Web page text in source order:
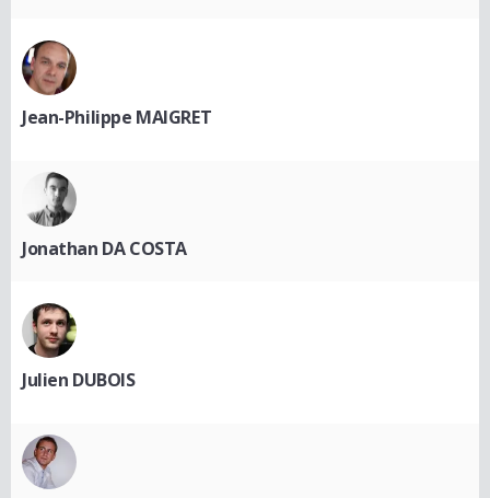
Jean-Philippe MAIGRET
Jonathan DA COSTA
Julien DUBOIS